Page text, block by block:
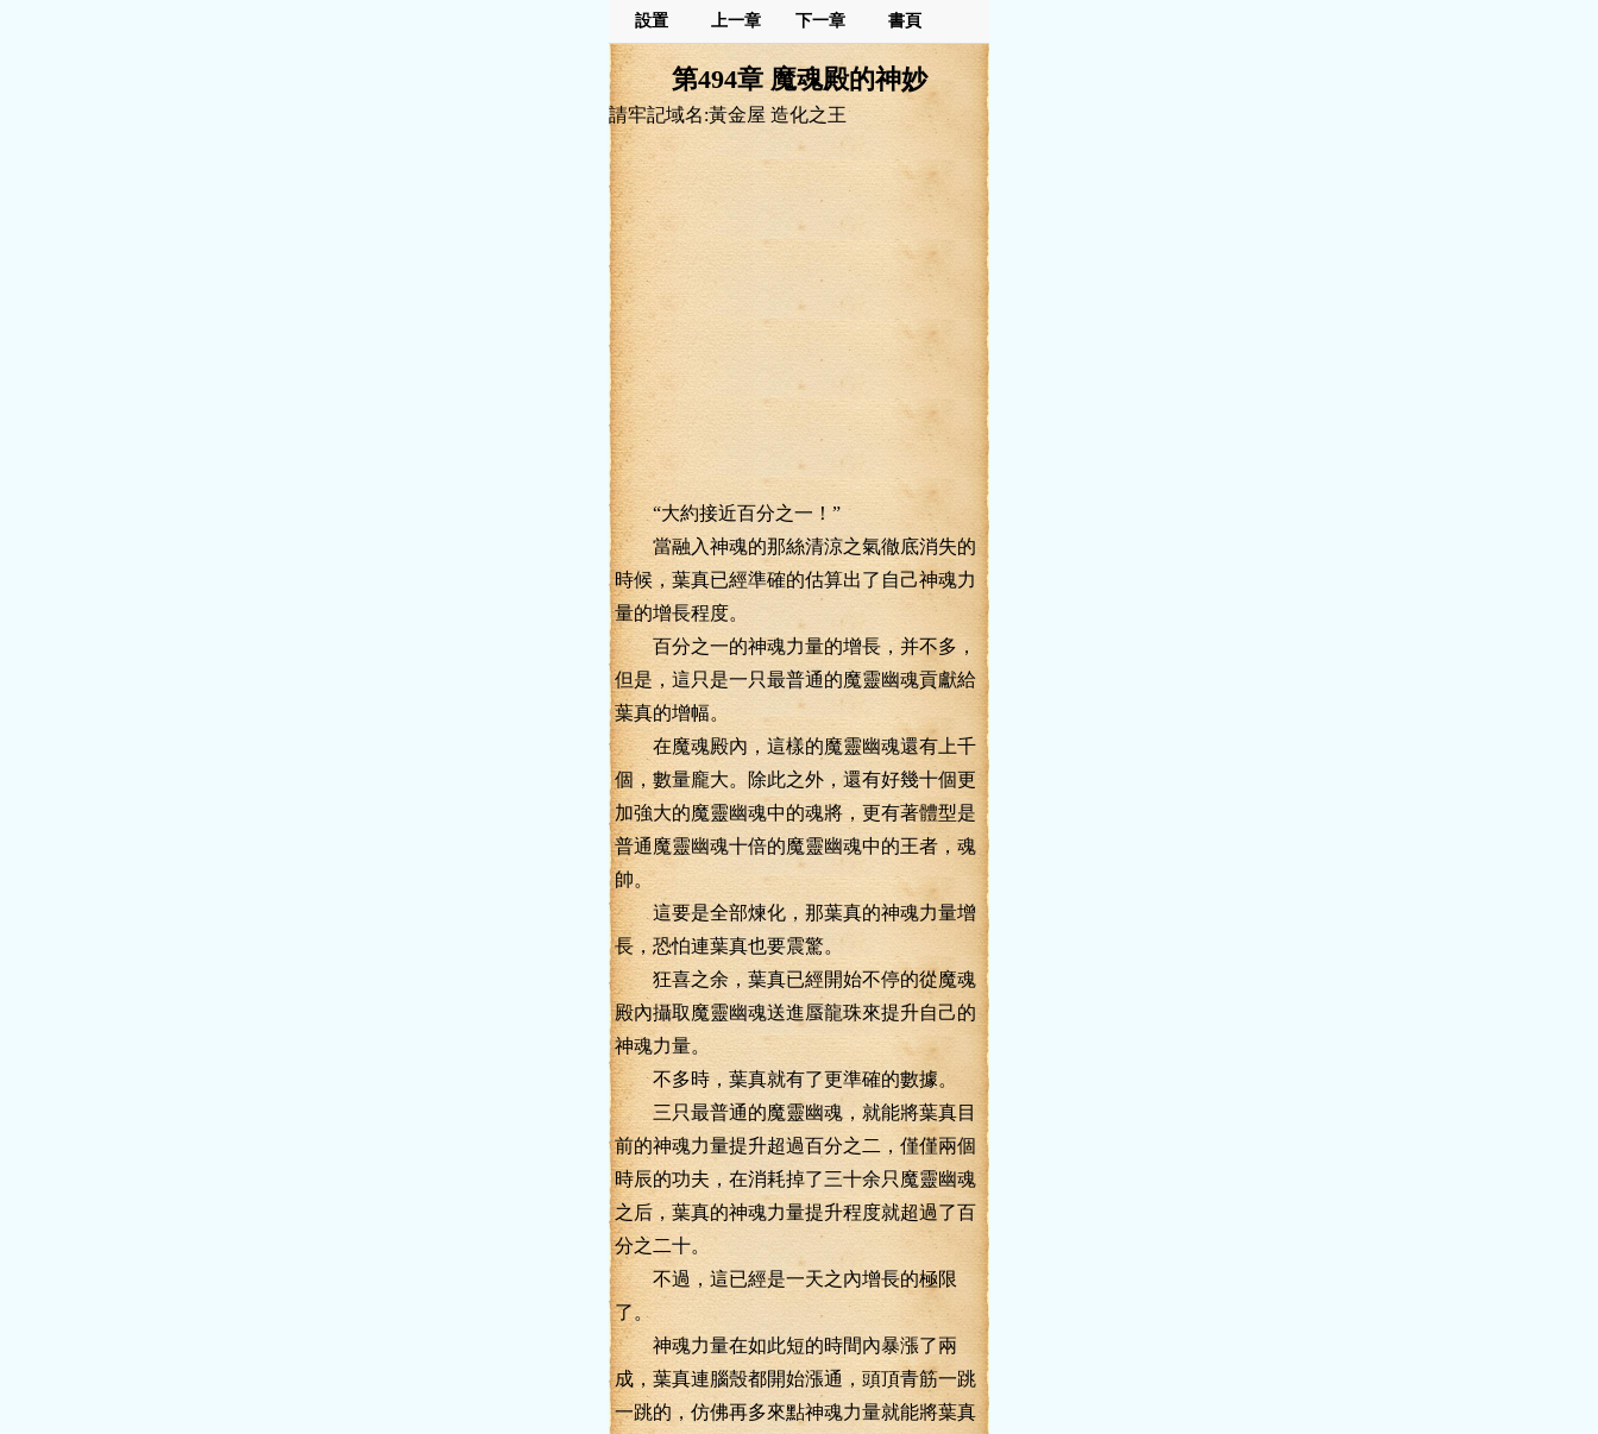
設置 上一章 下一章 書頁
第494章 魔魂殿的神妙
請牢記域名:黃金屋 造化之王
“大約接近百分之一！”
當融入神魂的那絲清涼之氣徹底消失的
時候，葉真已經準確的估算出了自己神魂力
量的增長程度。
百分之一的神魂力量的增長，并不多，
但是，這只是一只最普通的魔靈幽魂貢獻給
葉真的增幅。
在魔魂殿內，這樣的魔靈幽魂還有上千
個，數量龐大。除此之外，還有好幾十個更
加強大的魔靈幽魂中的魂將，更有著體型是
普通魔靈幽魂十倍的魔靈幽魂中的王者，魂
帥。
這要是全部煉化，那葉真的神魂力量增
長，恐怕連葉真也要震驚。
狂喜之余，葉真已經開始不停的從魔魂
殿內攝取魔靈幽魂送進蜃龍珠來提升自己的
神魂力量。
不多時，葉真就有了更準確的數據。
三只最普通的魔靈幽魂，就能將葉真目
前的神魂力量提升超過百分之二，僅僅兩個
時辰的功夫，在消耗掉了三十余只魔靈幽魂
之后，葉真的神魂力量提升程度就超過了百
分之二十。
不過，這已經是一天之內增長的極限
了。
神魂力量在如此短的時間內暴漲了兩
成，葉真連腦殼都開始漲通，頭頂青筋一跳
一跳的，仿佛再多來點神魂力量就能將葉真